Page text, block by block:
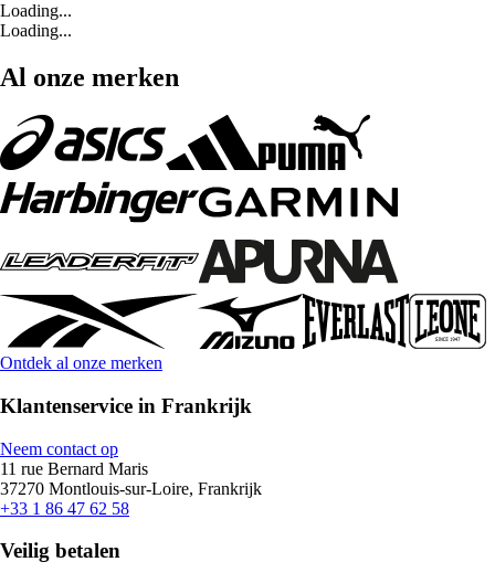
Loading...
Loading...
Al onze merken
Ontdek al onze merken
Klantenservice in Frankrijk
Neem contact op
11 rue Bernard Maris
37270 Montlouis-sur-Loire, Frankrijk
+33 1 86 47 62 58
Veilig betalen